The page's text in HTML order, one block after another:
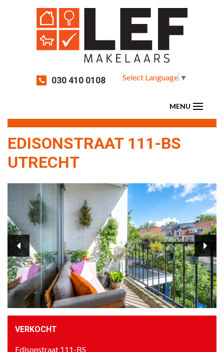
030 410 0108 Select Language ▼
EDISONSTRAAT 111-BS
UTRECHT
VERKOCHT
Edisonstraat 111-BS